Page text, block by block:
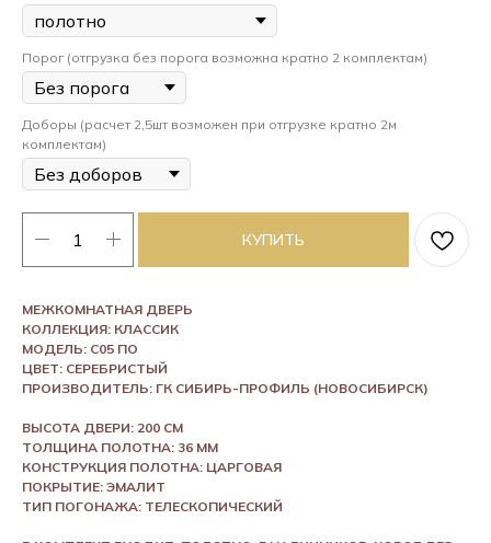
Порог (отгрузка без порога возможна кратно 2 комплектам)
Доборы (расчет 2,5шт возможен при отгрузке кратно 2м
комплектам)
КУПИТЬ
МЕЖКОМНАТНАЯ ДВЕРЬ
КОЛЛЕКЦИЯ: КЛАССИК
МОДЕЛЬ: С05 ПО
ЦВЕТ: СЕРЕБРИСТЫЙ
ПРОИЗВОДИТЕЛЬ: ГК СИБИРЬ-ПРОФИЛЬ (НОВОСИБИРСК)
ВЫСОТА ДВЕРИ: 200 СМ
ТОЛЩИНА ПОЛОТНА: 36 ММ
КОНСТРУКЦИЯ ПОЛОТНА: ЦАРГОВАЯ
ПОКРЫТИЕ: ЭМАЛИТ
ТИП ПОГОНАЖА: ТЕЛЕСКОПИЧЕСКИЙ